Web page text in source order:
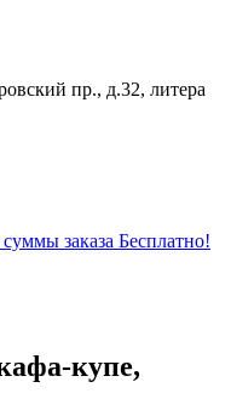
пр., д.32, литера
суммы заказа Бесплатно!
купе,